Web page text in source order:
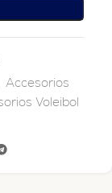
Accesorios
Voleibol